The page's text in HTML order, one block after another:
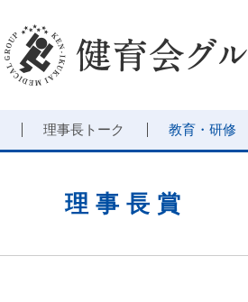
理事長トーク 教育・研修
理事長賞